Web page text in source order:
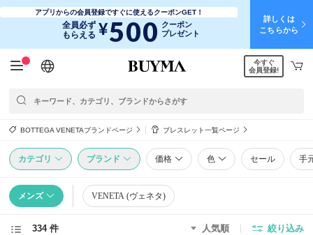
アプリからの会員登録ですぐに使えるクーポンGET！
全員必ず
もらえる ¥500 クーポン
プレゼント
詳しくは
こちらから
日本語
English
简体中文
繁體中文
今すぐ
会員登録!
BOTTEGA VENETAブランドページ ブレスレット一覧ページ
カテゴリ ブランド 価格 色 セール 手
メンズ VENETA (ヴェネタ)
334 件 人気順 絞り込み